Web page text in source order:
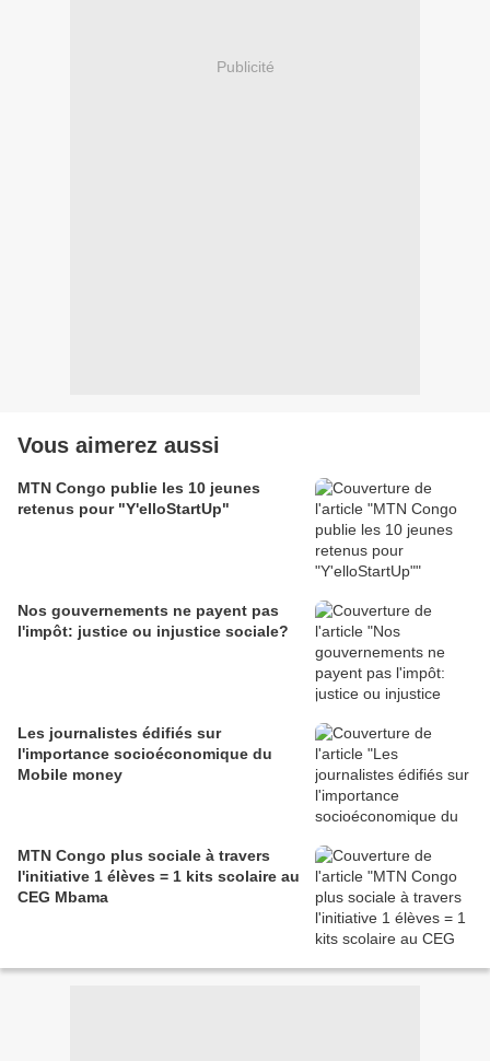
Publicité
Vous aimerez aussi
MTN Congo publie les 10 jeunes
retenus pour "Y'elloStartUp"
Nos gouvernements ne payent pas
l'impôt: justice ou injustice sociale?
Les journalistes édifiés sur
l'importance socioéconomique du
Mobile money
MTN Congo plus sociale à travers
l'initiative 1 élèves = 1 kits scolaire au
CEG Mbama